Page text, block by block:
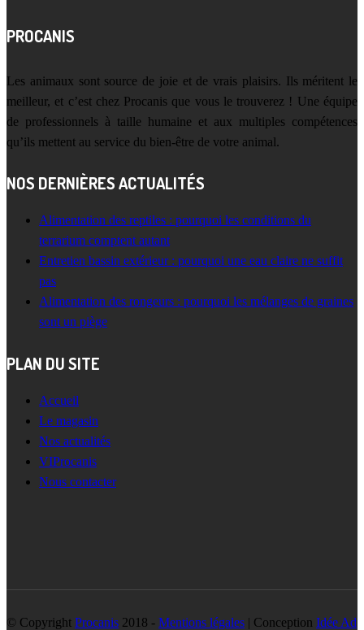
PROCANIS
Les animaux sont source de joie et de vrais plaisirs. Ils méritent le
meilleur, et c’est chez Procanis que vous le trouverez ! Une équipe
de professionnels à taille humaine et aux multiples compétences
qu’ils mettent au service du bien-être de votre animal.
NOS DERNIÈRES ACTUALITÉS
Alimentation des reptiles : pourquoi les conditions du
terrarium comptent autant
Entretien bassin extérieur : pourquoi une eau claire ne suffit
pas
Alimentation des rongeurs : pourquoi les mélanges de graines
sont un piège
PLAN DU SITE
Accueil
Le magasin
Nos actualités
VIProcanis
Nous contacter
© Copyright Procanis 2018 - Mentions légales | Conception Idée Ad